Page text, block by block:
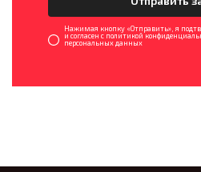
Нажимая кнопку «Отправить», я
и согласен с политикой
персональных данных